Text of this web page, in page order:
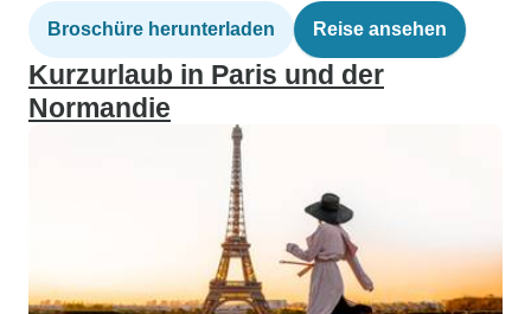
Broschüre herunterladen Reise ansehen
Kurzurlaub in Paris und der
Normandie